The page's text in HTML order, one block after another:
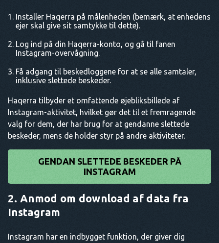
Installer Haqerra på målenheden (bemærk, at enhedens
ejer skal give sit samtykke til dette).
Log ind på din Haqerra-konto, og gå til fanen
Instagram-overvågning.
Få adgang til beskedloggene for at se alle samtaler,
inklusive slettede beskeder.
Haqerra tilbyder et omfattende øjebliksbillede af
Instagram-aktivitet, hvilket gør det til et fremragende
valg for dem, der har brug for at gendanne slettede
beskeder, mens de holder styr på andre aktiviteter.
GENDAN SLETTEDE BESKEDER PÅ
INSTAGRAM
2. Anmod om download af data fra
Instagram
Instagram har en indbygget funktion, der giver dig